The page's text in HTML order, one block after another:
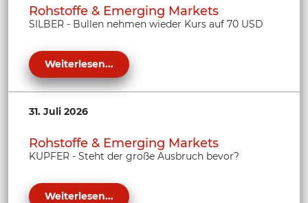
Rohstoffe & Emerging Markets
SILBER - Bullen nehmen wieder Kurs auf 70 USD
Weiterlesen...
31. Juli 2026
Rohstoffe & Emerging Markets
KUPFER - Steht der große Ausbruch bevor?
Weiterlesen...